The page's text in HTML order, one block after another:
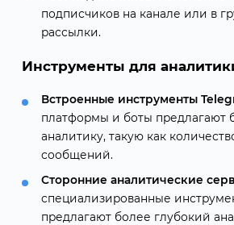
подписчиков на канале или в
рассылки.
Инструменты для
Встроенные инструменты
платформы и боты предлагают
аналитику, такую как
сообщений.
Сторонние аналитические
специализированные
предлагают более глубокий